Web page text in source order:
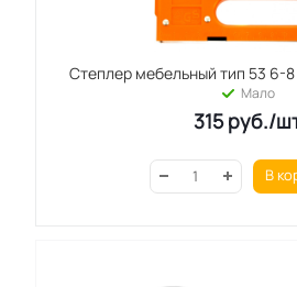
Степлер мебельный тип 53 6-8
Мало
315руб./
В